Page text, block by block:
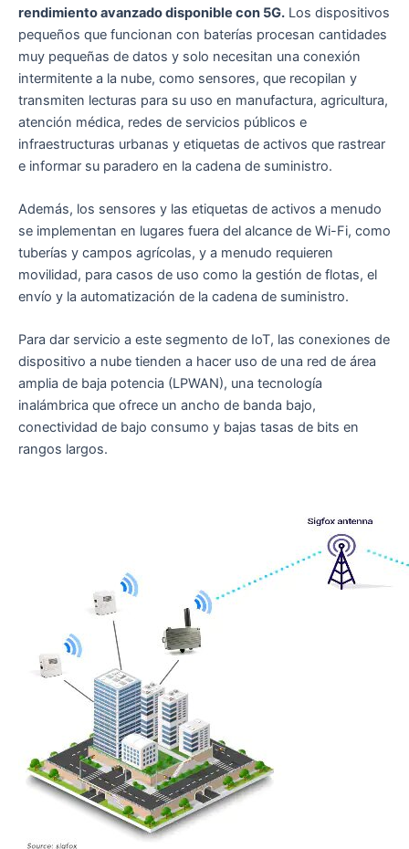
rendimiento avanzado disponible con 5G. Los dispositivos
pequeños que funcionan con baterías procesan cantidades
muy pequeñas de datos y solo necesitan una conexión
intermitente a la nube, como sensores, que recopilan y
transmiten lecturas para su uso en manufactura, agricultura,
atención médica, redes de servicios públicos e
infraestructuras urbanas y etiquetas de activos que rastrear
e informar su paradero en la cadena de suministro.
Además, los sensores y las etiquetas de activos a menudo
se implementan en lugares fuera del alcance de Wi-Fi, como
tuberías y campos agrícolas, y a menudo requieren
movilidad, para casos de uso como la gestión de flotas, el
envío y la automatización de la cadena de suministro.
Para dar servicio a este segmento de IoT, las conexiones de
dispositivo a nube tienden a hacer uso de una red de área
amplia de baja potencia (LPWAN), una tecnología
inalámbrica que ofrece un ancho de banda bajo,
conectividad de bajo consumo y bajas tasas de bits en
rangos largos.